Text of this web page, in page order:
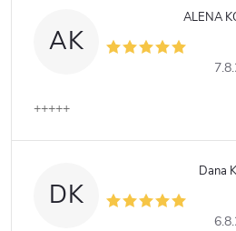
AK
ALENA
+++++
DK
Dana